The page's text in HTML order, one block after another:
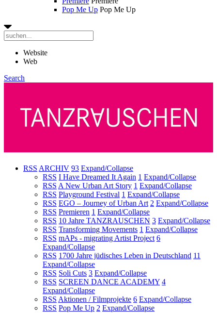
Pop Me Up Pop Me Up
Website
Web
Search
RSS ARCHIV 93 Expand/Collapse
RSS I Have Dreamed It Again 1 Expand/Collapse
RSS A New Urban Art Story 1 Expand/Collapse
RSS Playground Festival 1 Expand/Collapse
RSS EGO – Journey of Urban Art 2 Expand/Collapse
RSS Premieren 1 Expand/Collapse
RSS 10 Jahre TANZRAUSCHEN 3 Expand/Collapse
RSS Transforming Movements 1 Expand/Collapse
RSS mAPs - migrating Artist Project 6
Expand/Collapse
RSS 1700 Jahre jüdisches Leben in Deutschland 11
Expand/Collapse
RSS Soli Cuts 3 Expand/Collapse
RSS SCREEN DANCE ACADEMY 4
Expand/Collapse
RSS Aktionen / Filmprojekte 6 Expand/Collapse
RSS Pop Me Up 2 Expand/Collapse